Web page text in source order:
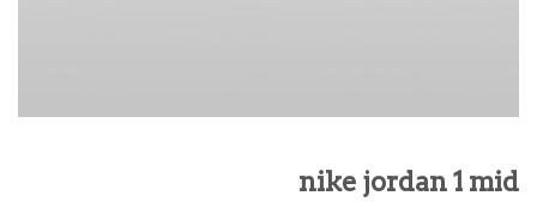
nike jordan 1 mid